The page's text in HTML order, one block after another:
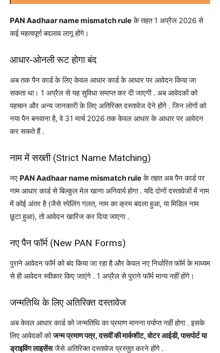
PAN Aadhaar name mismatch ruleके तहत 1 अप्रैल 2026 से
कई महत्वपूर्ण बदलाव लागू होंगे।
आधार-ओनली रूट होगा बंद
अब तक पैन कार्ड के लिए केवल आधार कार्ड के आधार पर आवेदन किया जा
सकता था। 1 अप्रैल से यह सुविधा समाप्त कर दी जाएगी . अब आवेदकों को
पहचान और अन्य जानकारी के लिए अतिरिक्त दस्तावेज देने होंगे . जिन लोगों को
नया पैन बनवाना है, वे 31 मार्च 2026 तक केवल आधार के आधार पर आवेदन
कर सकते हैं .
नाम में सख्ती (Strict Name Matching)
नए PAN Aadhaar name mismatch ruleके तहत अब पैन कार्ड पर
नाम आधार कार्ड से बिल्कुल मेल खाना अनिवार्य होगा . यदि दोनों दस्तावेजों में नाम
में कोई अंतर है (जैसे स्पेलिंग गलत, नाम का क्रम बदला हुआ, या मिडिल नाम
छूटा हुआ), तो आवेदन खारिज कर दिया जाएगा .
नए पैन फॉर्म (New PAN Forms)
पुराने आवेदन फॉर्म को बंद किया जा रहा है और केवल नए निर्धारित फॉर्म के माध्यम
से ही आवेदन स्वीकार किए जाएंगे . 1 अप्रैल से पुराने फॉर्म मान्य नहीं होंगे।
जन्मतिथि के लिए अतिरिक्त दस्तावेज
अब केवल आधार कार्ड को जन्मतिथि का प्रमाण मानना पर्याप्त नहीं होगा . इसके
लिए आवेदकों कोजन्म प्रमाण पत्र, दसवीं की मार्कशीट, वोटर आईडी, पासपोर्ट या
ड्राइविंग लाइसेंसजैसे अतिरिक्त दस्तावेज प्रस्तुत करने होंगे .